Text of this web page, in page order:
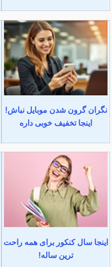
نگران گرون شدن موبایل نباش!
اینجا تخفیف خوبی داره
اینجا سال کنکور برای همه راحت
ترین ساله!